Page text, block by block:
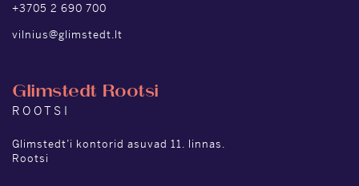
+3705 2 690 700
vilnius@glimstedt.lt
Glimstedt Rootsi
ROOTSI
Glimstedt’i kontorid asuvad 11. linnas.
Rootsi